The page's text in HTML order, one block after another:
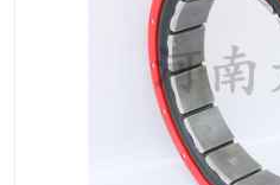
泥浆泵空气包胶囊
DY隔膜式离合器